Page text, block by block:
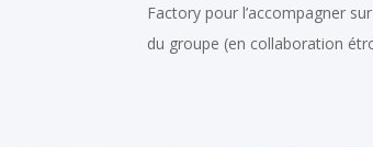
Factory pour l’accompagner
du groupe (en collaboration